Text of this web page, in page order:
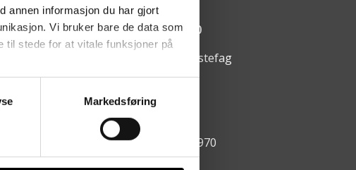
annen informasjon du har gjort
Vi bruker bare de data som
stede for at vitale funksjoner på
Markedsføring
Åpningstider:
Mandag - fredag kl. 08:00 - 15:00
https://www.facebook.com/hestefag
ao@hestefag.no
Organisasjonsnummer: 981 112 970